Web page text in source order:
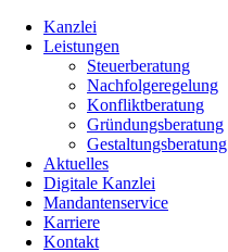
Kanzlei
Leistungen
Steuerberatung
Nachfolgeregelung
Konfliktberatung
Gründungsberatung
Gestaltungsberatung
Aktuelles
Digitale Kanzlei
Mandantenservice
Karriere
Kontakt